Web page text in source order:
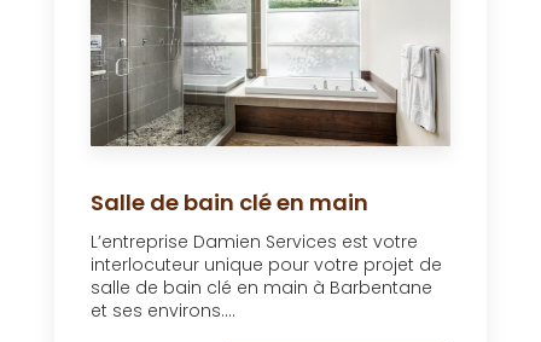
Salle de bain clé en main
L’entreprise Damien Services est votre
interlocuteur unique pour votre projet de
salle de bain clé en main à Barbentane
et ses environs....